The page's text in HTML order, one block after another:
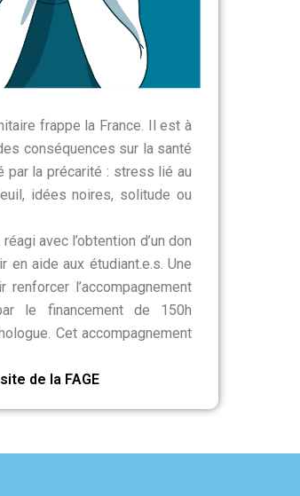
frappe la France. Il est à
conséquences sur la santé
par la précarité : stress lié au
idées noires, solitude ou
avec l’obtention d’un don
en aide aux étudiant.e.s. Une
l’accompagnement
le financement de 150h
Cet accompagnement
de la FAGE